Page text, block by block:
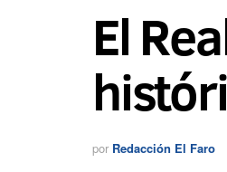
El
por Redacción El Faro